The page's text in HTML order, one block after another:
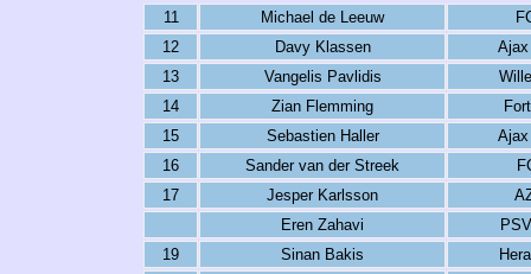
11 Michael de Leeuw
12
Davy Klassen
Ajax
13
Vangelis Pavlidis
14
Zian Flemming
15
Sebastien Haller
Ajax
16
Sander van der Streek
17
Jesper Karlsson
Eren Zahavi
19
Sinan Bakis